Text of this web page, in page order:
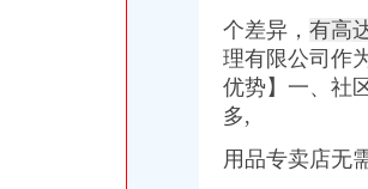
个差异， 有高
理有限公司作
优势】一、社
多,
用品专卖店无